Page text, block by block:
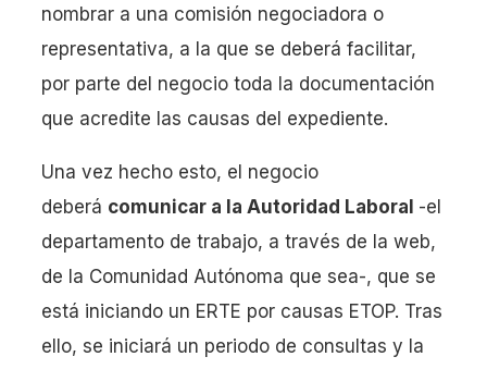
nombrar a una comisión negociadora o
representativa, a la que se deberá facilitar,
por parte del negocio toda la documentación
que acredite las causas del expediente.
Una vez hecho esto, el negocio
deberá comunicar a la Autoridad Laboral -el
departamento de trabajo, a través de la web,
de la Comunidad Autónoma que sea-, que se
está iniciando un ERTE por causas ETOP. Tras
ello, se iniciará un periodo de consultas y la